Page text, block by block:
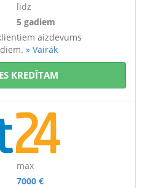
līdz
5 gadiem
aizdevums
» Vairāk
KREDĪTAM
max
7000 €